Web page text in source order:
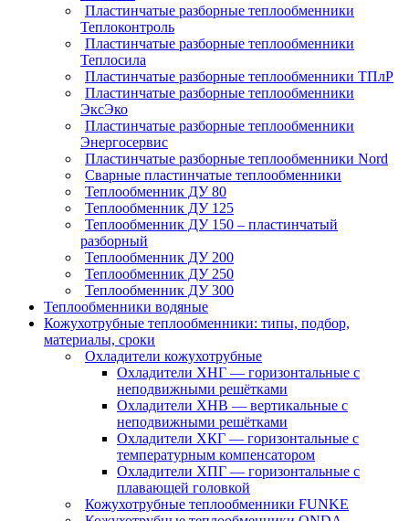
Пластинчатые разборные теплообменники
Теплоконтроль
Пластинчатые разборные теплообменники
Теплосила
Пластинчатые разборные теплообменники ТПлР
Пластинчатые разборные теплообменники
ЭксЭко
Пластинчатые разборные теплообменники
Энергосервис
Пластинчатые разборные теплообменники Nord
Сварные пластинчатые теплообменники
Теплообменник ДУ 80
Теплообменник ДУ 125
Теплообменник ДУ 150 – пластинчатый
разборный
Теплообменник ДУ 200
Теплообменник ДУ 250
Теплообменник ДУ 300
Теплообменники водяные
Кожухотрубные теплообменники: типы, подбор,
материалы, сроки
Охладители кожухотрубные
Охладители ХНГ — горизонтальные с
неподвижными решётками
Охладители ХНВ — вертикальные с
неподвижными решётками
Охладители ХКГ — горизонтальные с
температурным компенсатором
Охладители ХПГ — горизонтальные с
плавающей головкой
Кожухотрубные теплообменники FUNKE